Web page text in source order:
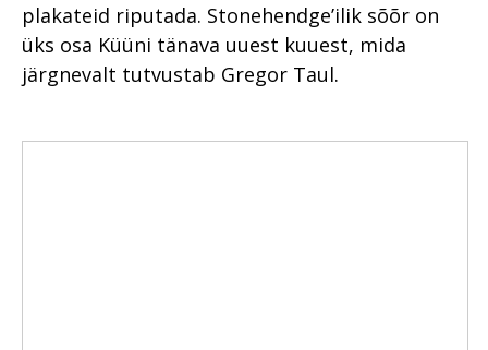
plakateid riputada. Stonehendge’ilik sõõr on
üks osa Küüni tänava uuest kuuest, mida
järgnevalt tutvustab Gregor Taul.